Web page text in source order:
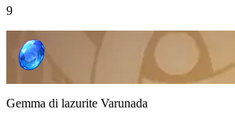
9
Gemma di lazurite Varunada